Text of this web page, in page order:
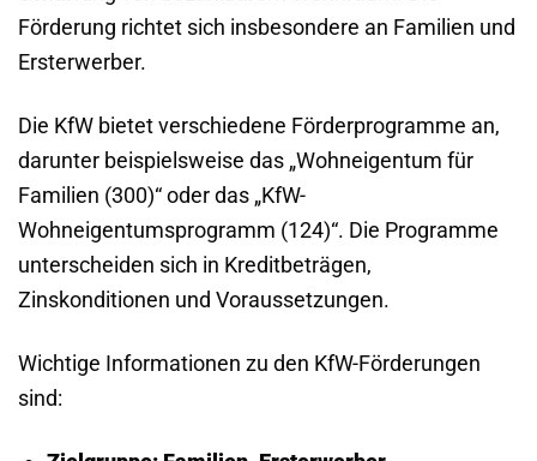
Förderung richtet sich insbesondere an Familien und
Ersterwerber.
Die KfW bietet verschiedene Förderprogramme an,
darunter beispielsweise das „Wohneigentum für
Familien (300)“ oder das „KfW-
Wohneigentumsprogramm (124)“. Die Programme
unterscheiden sich in Kreditbeträgen,
Zinskonditionen und Voraussetzungen.
Wichtige Informationen zu den KfW-Förderungen
sind: